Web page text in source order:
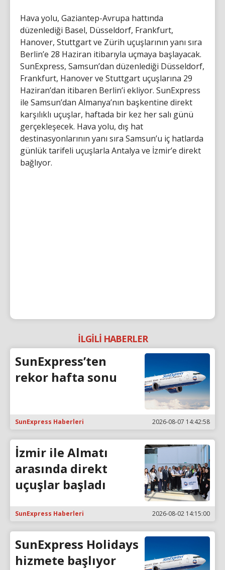
Hava yolu, Gaziantep-Avrupa hattında
düzenlediği Basel, Düsseldorf, Frankfurt,
Hanover, Stuttgart ve Zürih uçuşlarının yanı sıra
Berlin’e 28 Haziran itibarıyla uçmaya başlayacak.
SunExpress, Samsun’dan düzenlediği Düsseldorf,
Frankfurt, Hanover ve Stuttgart uçuşlarına 29
Haziran’dan itibaren Berlin’i ekliyor. SunExpress
ile Samsun’dan Almanya’nın başkentine direkt
karşılıklı uçuşlar, haftada bir kez her salı günü
gerçekleşecek. Hava yolu, dış hat
destinasyonlarının yanı sıra Samsun’u iç hatlarda
günlük tarifeli uçuşlarla Antalya ve İzmir’e direkt
bağlıyor.
İLGİLİ HABERLER
SunExpress’ten
rekor hafta sonu
SunExpress Haberleri 2026-08-07 14:42:58
İzmir ile Almatı
arasında direkt
uçuşlar başladı
SunExpress Haberleri 2026-08-02 14:15:00
SunExpress Holidays
hizmete başlıyor